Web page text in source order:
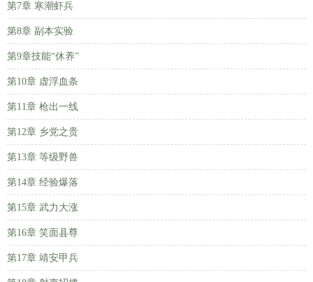
第7章 寒潮虾兵
第8章 副本实验
第9章技能“休养”
第10章 虚浮血条
第11章 枪出一线
第12章 乡党之贵
第13章 等级野兽
第14章 经验爆落
第15章 武力大涨
第16章 笑面县尊
第17章 靖安甲兵